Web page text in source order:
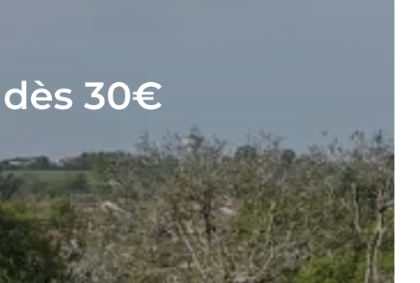
30€